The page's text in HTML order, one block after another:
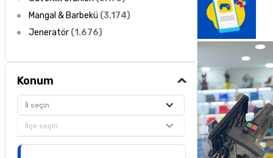
Mangal & Barbekü (3.174)
Jeneratör (1.676)
Konum
İl seçin
İlçe seçin